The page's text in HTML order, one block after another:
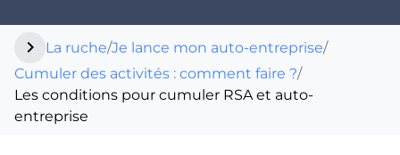
chevron_right La ruche/Je lance mon auto-entreprise/
Cumuler des activités : comment faire ?/
Les conditions pour cumuler RSA et auto-
entreprise